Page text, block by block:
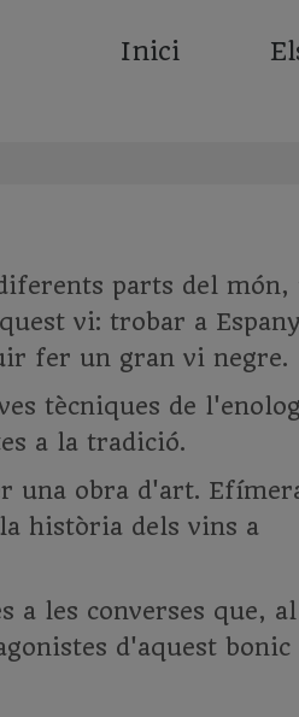
Inici
parts del món,
vi: trobar a
fer un gran vi negre.
tècniques de
a la tradició.
una obra d'art.
història dels vins a
a les converses que, al
d'aquest bonic